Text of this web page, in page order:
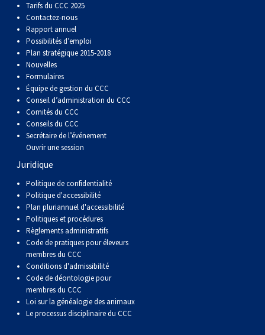
Tarifs du CCC 2025
Contactez-nous
Rapport annuel
Possibilités d’emploi
Plan stratégique 2015-2018
Nouvelles
Formulaires
Équipe de gestion du CCC
Conseil d’administration du CCC
Comités du CCC
Conseils du CCC
Secrétaire de l’événement
Ouvrir une session
Juridique
Politique de confidentialité
Politique d'accessibilité
Plan pluriannuel d'accessibilité
Politiques et procédures
Règlements administratifs
Code de pratiques pour éleveurs
membres du CCC
Conditions d'admissibilité
Code de déontologie pour
membres du CCC
Loi sur la généalogie des animaux
Le processus disciplinaire du CCC